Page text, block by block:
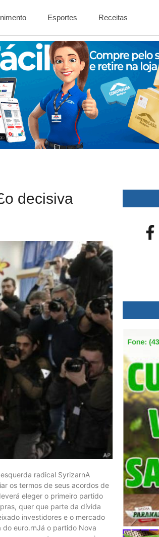
Esportes Receitas
decisiva
radical SyrizarnA
os termos de seus acordos de
eleger o primeiro partido
quer que parte da dívida
investidores e o mercado
do euro.rnJá o partido Nova